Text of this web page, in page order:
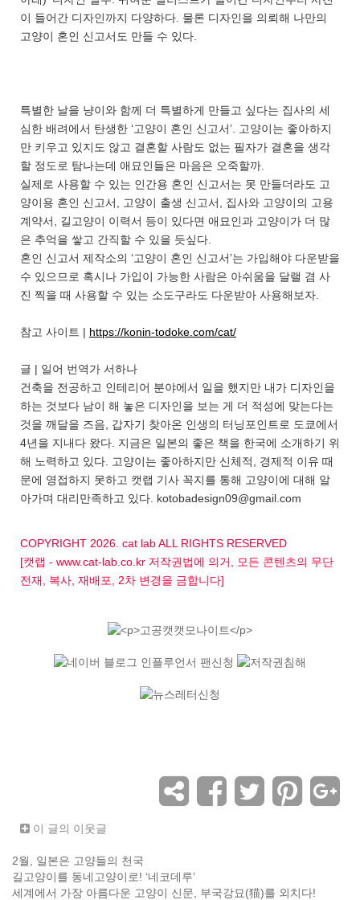
이 들어간 디자인까지 다양하다. 물론 디자인을 의뢰해 나만의
고양이 혼인 신고서도 만들 수 있다.
특별한 날을 냥이와 함께 더 특별하게 만들고 싶다는 집사의 세
심한 배려에서 탄생한 ‘고양이 혼인 신고서’. 고양이는 좋아하지
만 키우고 있지도 않고 결혼할 사람도 없는 필자가 결혼을 생각
할 정도로 탐나는데 애묘인들은 마음은 오죽할까.
실제로 사용할 수 있는 인간용 혼인 신고서는 못 만들더라도 고
양이용 혼인 신고서, 고양이 출생 신고서, 집사와 고양이의 고용
계약서, 길고양이 이력서 등이 있다면 애묘인과 고양이가 더 많
은 추억을 쌓고 간직할 수 있을 듯싶다.
혼인 신고서 제작소의 ‘고양이 혼인 신고서’는 가입해야 다운받을
수 있으므로 혹시나 가입이 가능한 사람은 아쉬움을 달랠 겸 사
진 찍을 때 사용할 수 있는 소도구라도 다운받아 사용해보자.
참고 사이트 | https://konin-todoke.com/cat/
글 | 일어 번역가 서하나
건축을 전공하고 인테리어 분야에서 일을 했지만 내가 디자인을
하는 것보다 남이 해 놓은 디자인을 보는 게 더 적성에 맞는다는
것을 깨달을 즈음, 갑자기 찾아온 인생의 터닝포인트로 도쿄에서
4년을 지내다 왔다. 지금은 일본의 좋은 책을 한국에 소개하기 위
해 노력하고 있다. 고양이는 좋아하지만 신체적, 경제적 이유 때
문에 영접하지 못하고 캣랩 기사 꼭지를 통해 고양이에 대해 알
아가며 대리만족하고 있다. kotobadesign09@gmail.com
COPYRIGHT 2026. cat lab ALL RIGHTS RESERVED
[캣랩 - www.cat-lab.co.kr 저작권법에 의거, 모든 콘텐츠의 무단
전재, 복사, 재배포, 2차 변경을 금합니다]
이 글의 이웃글
2월, 일본은 고양들의 천국
길고양이를 동네고양이로! ‘네코데루’
세계에서 가장 아름다운 고양이 신문, 부국강묘(猫)를 외치다!